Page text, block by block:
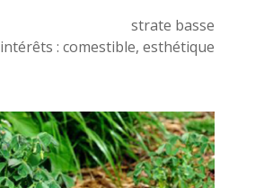
strate basse
intérêts : comestible, esthétique